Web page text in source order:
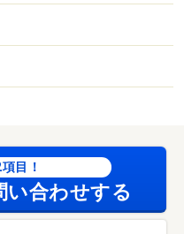
全居室６畳以上／ＢＳ／
本町店（コンビニ）まで
（スーパー）まで４０５
８ｍ/賃貸戸数:9戸
目！
い合わせする